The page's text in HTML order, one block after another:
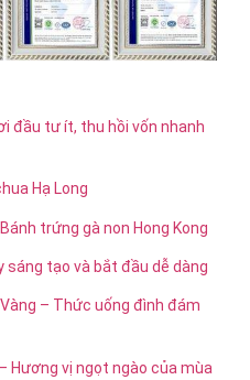
đầu tư ít, thu hồi vốn nhanh
Hạ Long
Bánh trứng gà non Hong Kong
sáng tạo và bắt đầu dễ dàng
– Thức uống đình đám
Hương vị ngọt ngào của mùa